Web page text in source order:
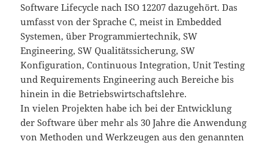
Software Lifecycle nach ISO 12207 dazugehört. Das
umfasst von der Sprache C, meist in Embedded
Systemen, über Programmiertechnik, SW
Engineering, SW Qualitätssicherung, SW
Konfiguration, Continuous Integration, Unit Testing
und Requirements Engineering auch Bereiche bis
hinein in die Betriebswirtschaftslehre.
In vielen Projekten habe ich bei der Entwicklung
der Software über mehr als 30 Jahre die Anwendung
von Methoden und Werkzeugen aus den genannten